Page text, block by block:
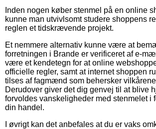
Inden nogen køber stenmel på en online
kunne man utvivlsomt studere shoppens
reglen et tidskrævende projekt.
Et nemmere alternativ kunne være at
forretningen i Brande er verificeret af e-
være et kendetegn for at online
officielle regler, samt at internet shoppen
tilses af fagmænd som behersker
Derudover giver det dig genvej til at blive
forvoldes vanskeligheder med stenmelet i
din handel.
I øvrigt kan det anbefales at du er vaks